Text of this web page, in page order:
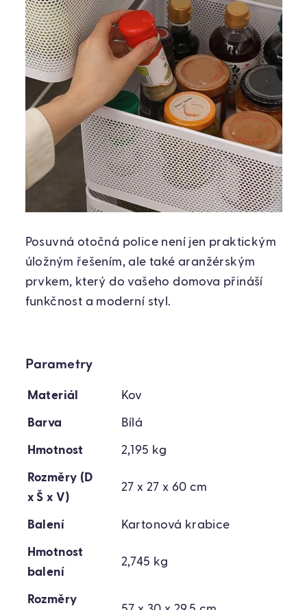
Posuvná otočná police není jen praktickým
úložným řešením, ale také aranžérským
prvkem, který do vašeho domova přináší
funkčnost a moderní styl.
Parametry
Materiál Kov
Barva Bílá
Hmotnost 2,195 kg
Rozměry (D
x Š x V)
27 x 27 x 60 cm
Balení Kartonová krabice
Hmotnost
balení
2,745 kg
Rozměry